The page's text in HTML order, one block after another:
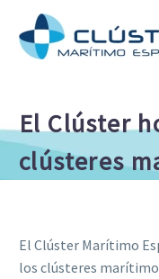
El Clúster
clústeres
El Clúster Marítimo
los clústeres